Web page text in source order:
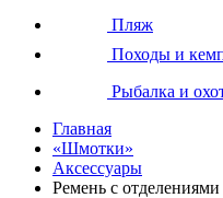
Пляж
Походы и
Рыбалка и
Главная
«Шмотки»
Аксессуары
Ремень с